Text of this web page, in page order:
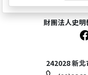
財團法人史
242028 新